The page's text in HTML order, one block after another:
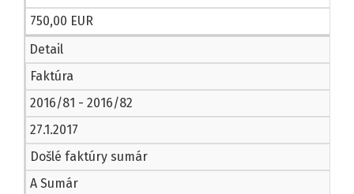
750,00 EUR
Detail
Faktúra
2016/81 - 2016/82
27.1.2017
Došlé faktúry sumár
A Sumár